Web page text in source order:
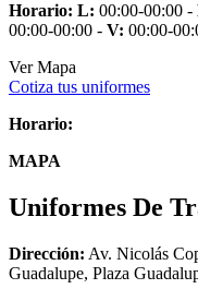
Horario: L: 00:00-00:00 -
00:00-00:00 - V: 00:00-
Ver Mapa
Cotiza tus uniformes
Horario:
MAPA
Uniformes De
Dirección: Av. Nicolás
Guadalupe, Plaza